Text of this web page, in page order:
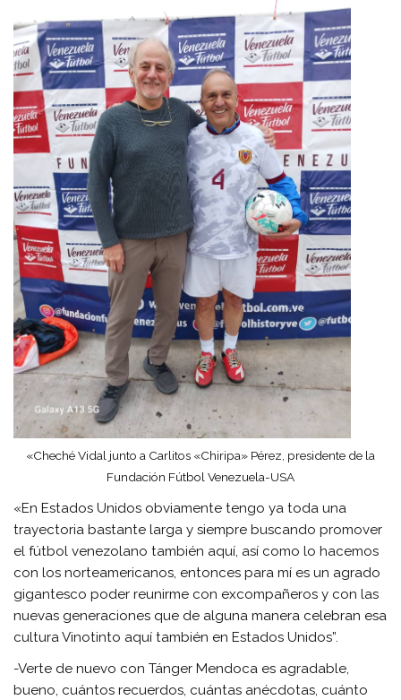
«Cheché Vidal junto a Carlitos «Chiripa» Pérez, presidente de la
Fundación Fútbol Venezuela-USA
«En Estados Unidos obviamente tengo ya toda una
trayectoria bastante larga y siempre buscando promover
el fútbol venezolano también aquí, así como lo hacemos
con los norteamericanos, entonces para mí es un agrado
gigantesco poder reunirme con excompañeros y con las
nuevas generaciones que de alguna manera celebran esa
cultura Vinotinto aquí también en Estados Unidos”.
-Verte de nuevo con Tánger Mendoca es agradable,
bueno, cuántos recuerdos, cuántas anécdotas, cuánto